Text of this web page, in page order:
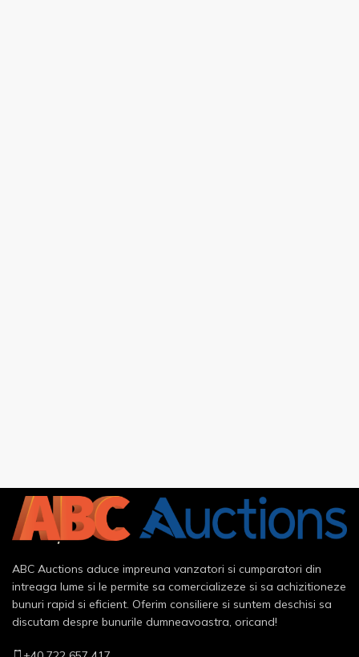
ABC Auctions aduce impreuna vanzatori si cumparatori din
intreaga lume si le permite sa comercializeze si sa achizitioneze
bunuri rapid si eficient. Oferim consiliere si suntem deschisi sa
discutam despre bunurile dumneavoastra, oricand!